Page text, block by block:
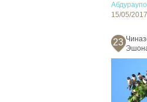
15/05/2017
23